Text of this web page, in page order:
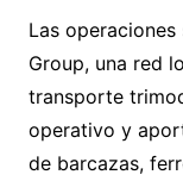
Las
Group, una red
transporte
operativo y
de barcazas,